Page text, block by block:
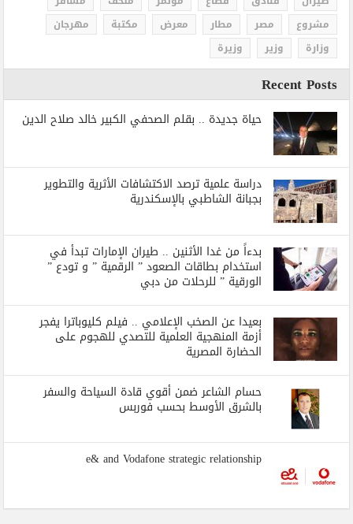
مشروع
مصر مطار معرض مكتبة
مهرجان
وزارة
وزير وزيرة
Recent Posts
حياة جديدة .. بقلم الصحفي الكبير خالد صلاح الدين
دراسة علمية ترصد الاكتشافات الأثرية والتطوير
بجبانة الشاطبي بالإسكندرية
بدءاً من غدا الأثنين .. طيران الإمارات تبدأ في
استخدام بطاقات الصعود ” الرقمية ” و تودع ”
الورقية ” للرحلات من دبي
بعيدا عن الصخب الإعلامي .. فيلم كليوباترا يفجر
أزمة المنهجية العلمية للتصدي للهجوم على
الحضارة المصرية
حسام الشاعر ضمن أقوي قادة السياحة والسفر
بالشرق الأوسط بحسب فوربس
e& and Vodafone strategic relationship